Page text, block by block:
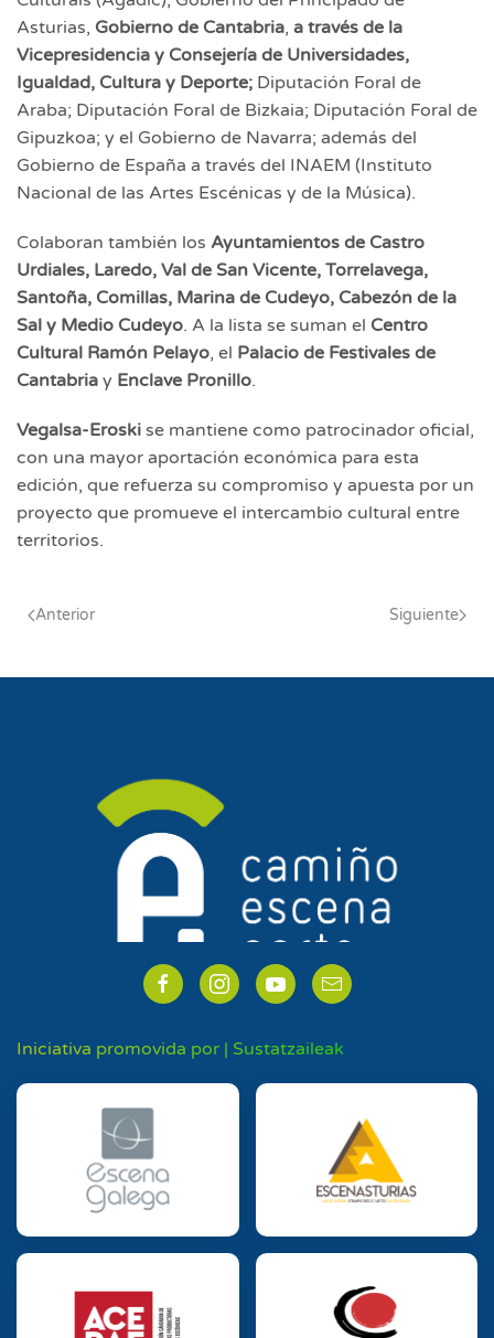
Asturias, Gobierno de Cantabria, a través de la
Vicepresidencia y Consejería de Universidades,
Igualdad, Cultura y Deporte; Diputación Foral de
Araba; Diputación Foral de Bizkaia; Diputación Foral de
Gipuzkoa; y el Gobierno de Navarra; además del
Gobierno de España a través del INAEM (Instituto
Nacional de las Artes Escénicas y de la Música).
Colaboran también los Ayuntamientos de Castro
Urdiales, Laredo, Val de San Vicente, Torrelavega,
Santoña, Comillas, Marina de Cudeyo, Cabezón de la
Sal y Medio Cudeyo. A la lista se suman el Centro
Cultural Ramón Pelayo, el Palacio de Festivales de
Cantabria y Enclave Pronillo.
Vegalsa-Eroski se mantiene como patrocinador oficial,
con una mayor aportación económica para esta
edición, que refuerza su compromiso y apuesta por un
proyecto que promueve el intercambio cultural entre
territorios.
Anterior Siguiente
Iniciativa promovida por | Sustatzaileak